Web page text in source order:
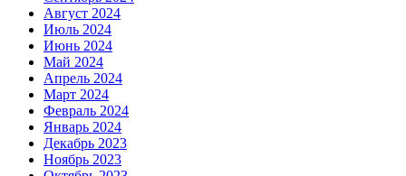
Август 2024
Июль 2024
Июнь 2024
Май 2024
Апрель 2024
Март 2024
Февраль 2024
Январь 2024
Декабрь 2023
Ноябрь 2023